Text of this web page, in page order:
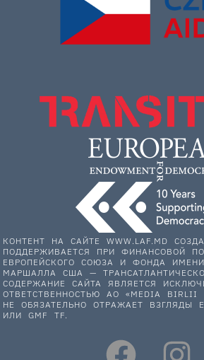
КОНТЕНТ НА САЙТЕ WWW.LAF.MD
ПОДДЕРЖИВАЕТСЯ ПРИ ФИНАНСОВОЙ
ЕВРОПЕЙСКОГО СОЮЗА И ФОНДА
МАРШАЛЛА США —
СОДЕРЖАНИЕ САЙТА ЯВЛЯЕТСЯ
ОТВЕТСТВЕННОСТЬЮ АО «MEDIA BIRLII
НЕ ОБЯЗАТЕЛЬНО ОТРАЖАЕТ ВЗГЛЯДЫ
ИЛИ GMF TF.